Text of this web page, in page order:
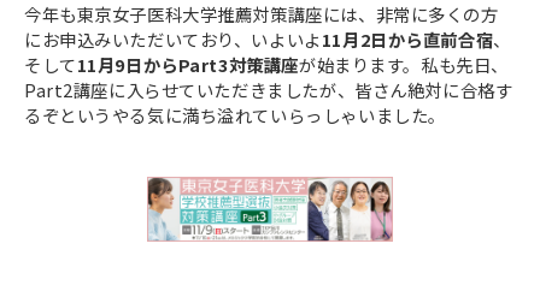
今年も東京女子医科大学推薦対策講座には、非常に多くの方
にお申込みいただいており、いよいよ11月2日から直前合宿、
そして11月9日からPart3対策講座が始まります。私も先日、
Part2講座に入らせていただきましたが、皆さん絶対に合格す
るぞというやる気に満ち溢れていらっしゃいました。